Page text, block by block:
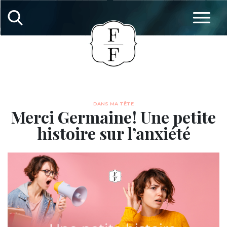
DANS MA TÊTE
Merci Germaine ! Une petite
histoire sur l’anxiété